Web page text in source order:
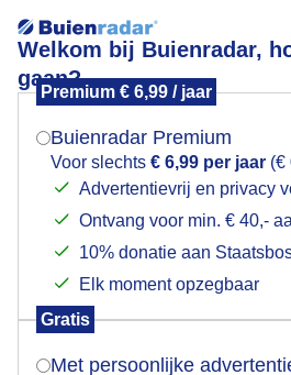
Welkom bij Buienradar,
gaan?
Premium € 6,99 / jaar
Buienradar Premium
Voor slechts € 6,99 per jaar (€
Advertentievrij en privacy
Ontvang voor min. € 40,-
10% donatie aan
Elk moment opzegbaar
Gratis
Met persoonlijke
MOOI WEER AAN ZEE
Mogen we je locatie
Indien je hier nog geen
verschijnt er zo een pop-up
Is goed, toon